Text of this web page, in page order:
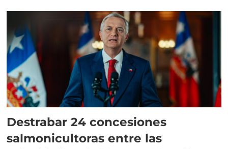
Destrabar 24 concesiones
salmonicultoras entre las